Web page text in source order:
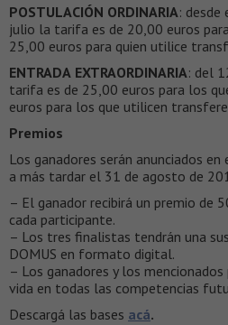
POSTULACIÓN ORDINARIA:
julio la tarifa es de 20,00 euros
25,00 euros para quien utilice
ENTRADA EXTRAORDINARIA: del
tarifa es de 25,00 euros para los
euros para los que utilicen
Premios
Los ganadores serán anunciados
a más tardar el 31 de agosto de
– El ganador recibirá un premio de
cada participante.
– Los tres finalistas tendrán una
DOMUS en formato digital.
– Los ganadores y los
vida en todas las competencias
Descargá las bases acá.